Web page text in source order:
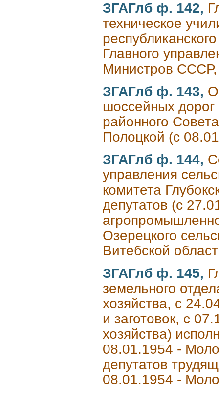
ЗГАГлб ф. 142,
техническое
Главного
Министров СССР,
ЗГАГлб ф. 143,
шоссейных дорог
районного
Полоцкой (с
ЗГАГлб ф. 144,
управления
комитета
депутатов (с
Озерецкого
Витебской
ЗГАГлб ф. 145,
земельного
хозяйства, с
и заготовок, с
хозяйства)
08.01.1954 -
депутатов
08.01.1954 -